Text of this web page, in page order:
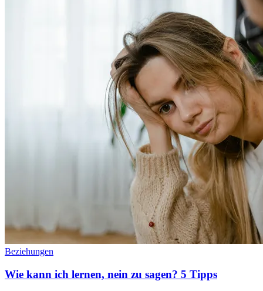
Beziehungen
Wie kann ich lernen, nein zu sagen? 5 Tipps